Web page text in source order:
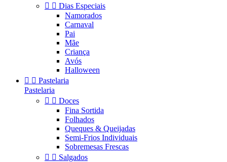
  Dias Especiais
Namorados
Carnaval
Pai
Mãe
Criança
Avós
Halloween
  Pastelaria
Pastelaria
  Doces
Fina Sortida
Folhados
Queques & Queijadas
Semi-Frios Individuais
Sobremesas Frescas
  Salgados